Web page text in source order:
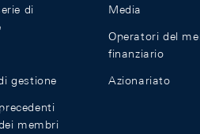
di
gestione
membri
Media
Operatori del
finanziario
Azionariato